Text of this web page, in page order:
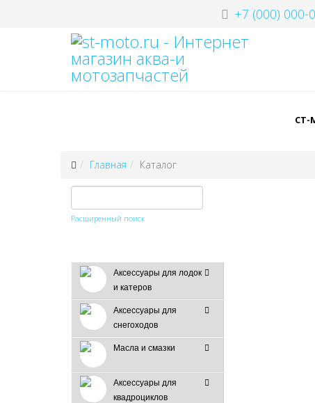
+7 (000) 000-
Главная Каталог
Расширенный поиск
Аксессуары для лодок
и катеров
Аксессуары для
снегоходов
Масла и смазки
Аксессуары для
квадроциклов